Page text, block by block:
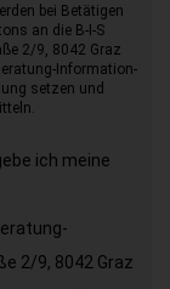
bei Betätigen
an die B-I-S
2/9, 8042 Graz
Information-
setzen und
ich meine
2/9, 8042 Graz